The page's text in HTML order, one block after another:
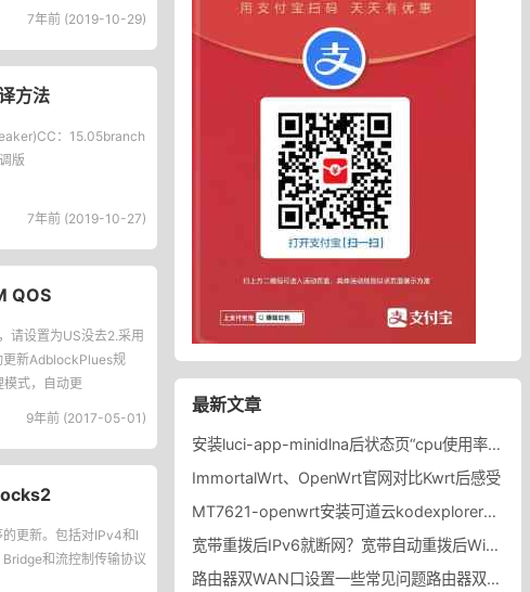
7年前 (2019-10-29)
方法
：15.05branch
版
7年前 (2019-10-27)
QOS
请设置为US没去2.采用
更新AdblockPlues规
式，自动更
9年前 (2017-05-01)
更新。包括对IPv4和I
和流控制传输协议
最新文章
安装luci-app-minidlna后状态页“cpu使用率“显示虚高，排除过程记录。
ImmortalWrt、OpenWrt官网对比Kwrt后感受
MT7621-openwrt安装可道云kodexplorer轻量化NAS
宽带重拨后IPv6就断网？宽带自动重拨后Win10的IPv6失效
路由器双WAN口设置一些常见问题路由器双WAN口设置踩坑